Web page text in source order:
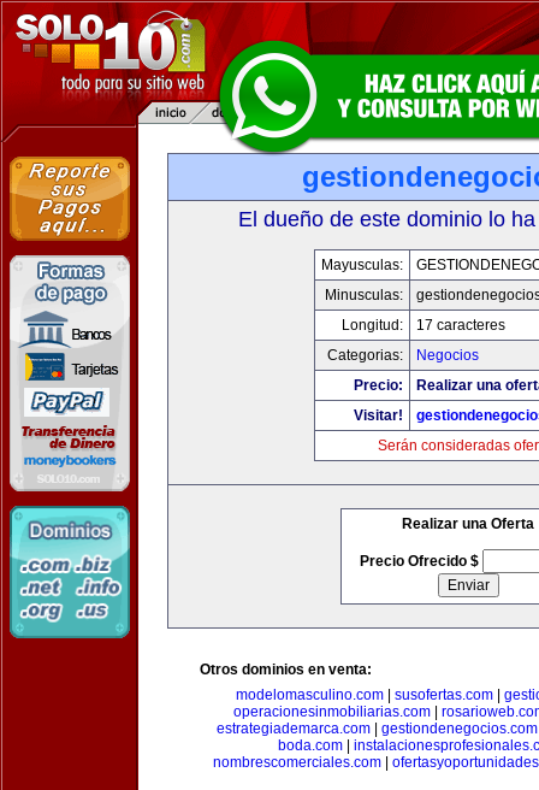
El dueño de este dominio lo
Mayusculas:
Minusculas:
Longitud:
17 caracteres
Categorias:
Negocios
Precio:
Realizar una
Visitar!
Serán consideradas
Realizar una Oferta
Precio Ofrecido $
Otros dominios en venta:
modelomasculino.com
susofertas.com
operacionesinmobiliarias.com
estrategiademarca.com| gestiondenegocios.com
boda.com|
nombrescomerciales.com